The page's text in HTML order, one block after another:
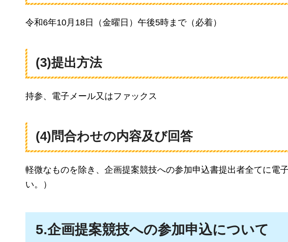
令和6年10月18日（金曜日）午後5時まで（必着）
(3)提出方法
持参、電子メール又はファックス
(4)問合わせの内容及び回答
軽微なものを除き、企画提案競技への参加申込書提出者全てに電
い。）
5.企画提案競技への参加申込について